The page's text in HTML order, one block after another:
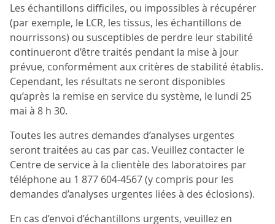
Les échantillons difficiles, ou impossibles à récupérer
(par exemple, le LCR, les tissus, les échantillons de
nourrissons) ou susceptibles de perdre leur stabilité
continueront d’être traités pendant la mise à jour
prévue, conformément aux critères de stabilité établis.
Cependant, les résultats ne seront disponibles
qu’après la remise en service du système, le lundi 25
mai à 8 h 30.
Toutes les autres demandes d’analyses urgentes
seront traitées au cas par cas. Veuillez contacter le
Centre de service à la clientèle des laboratoires par
téléphone au 1 877 604-4567 (y compris pour les
demandes d’analyses urgentes liées à des éclosions).
En cas d’envoi d’échantillons urgents, veuillez en